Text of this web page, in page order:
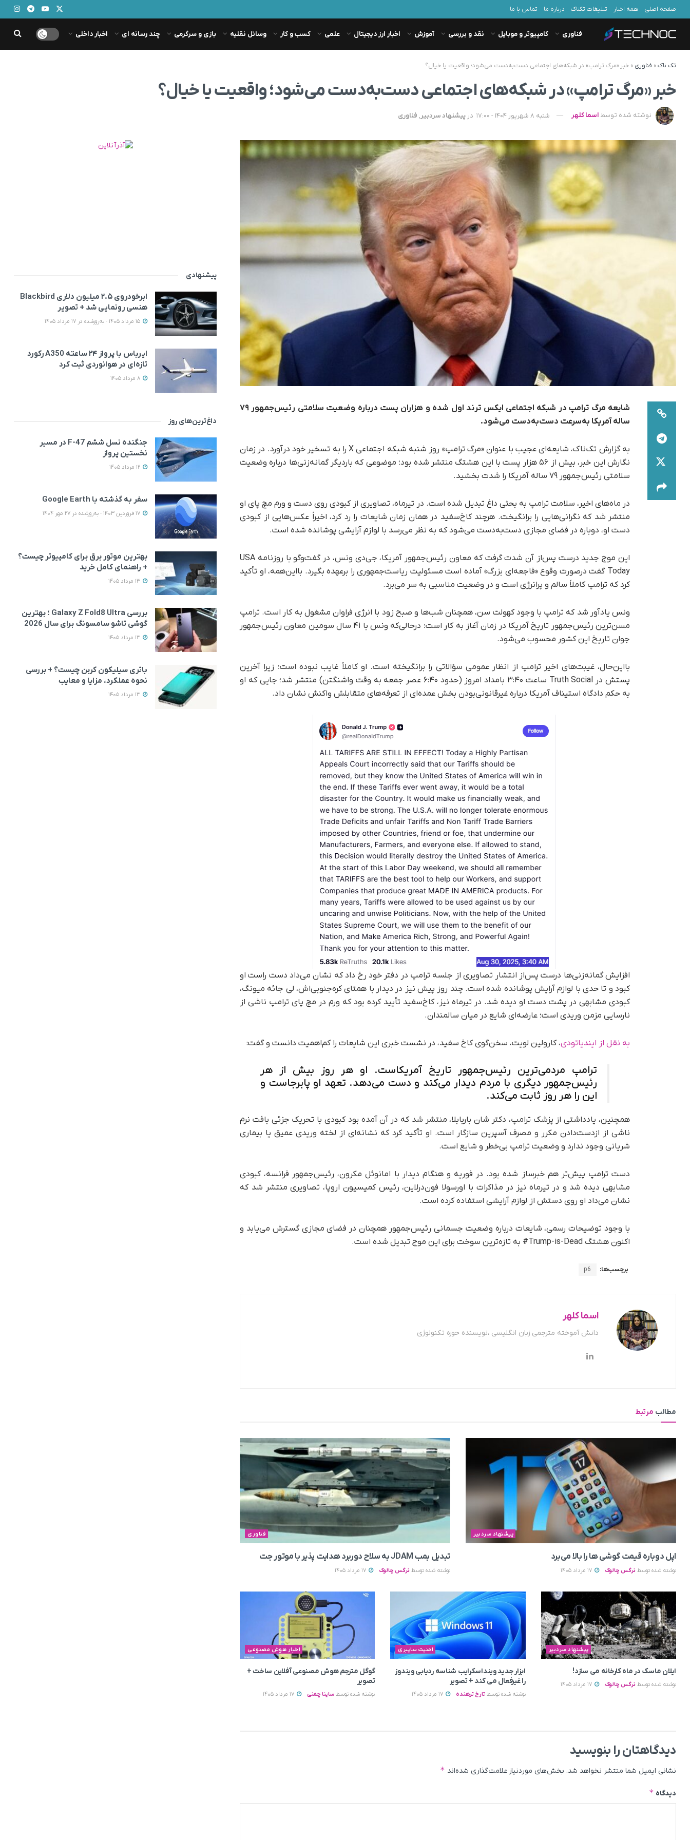
صفحه اصلی همه اخبار تبلیغات تکناک درباره ما تماس با ما
فناوری کامپیوتر و موبایل نقد و بررسی آموزش اخبار ارز دیجیتال علمی کسب و کار وسائل نقلیه بازی و سرگرمی چند رسانه ای اخبار داخلی
تک ناک» فناوری » خبر «مرگ ترامپ» در شبکه‌های اجتماعی دست‌به‌دست می‌شود؛ واقعیت یا خیال؟
خبر «مرگ ترامپ» در شبکه‌های اجتماعی دست‌به‌دست می‌شود؛ واقعیت یا خیال؟
نوشته شده توسط اسما کلهر شنبه 8 شهریور 1404 - 17:00 در پیشنهاد سردبیر, فناوری
شایعه مرگ ترامپ در شبکه اجتماعی ایکس ترند اول شده و هزاران پست درباره وضعیت سلامتی رئیس‌جمهور ۷۹
ساله آمریکا به‌سرعت دست‌به‌دست می‌شود.
به گزارش تک‌ناک، شایعه‌ای عجیب با عنوان «مرگ ترامپ» روز شنبه شبکه اجتماعی X را به تسخیر خود درآورد. در زمان
نگارش این خبر، بیش از ۵۶ هزار پست با این هشتگ منتشر شده بود؛ موضوعی که بار‌دیگر گمانه‌زنی‌ها درباره وضعیت
سلامتی رئیس‌جمهور ۷۹ ساله آمریکا را شدت بخشید.
در ماه‌های اخیر، سلامت ترامپ به بحثی داغ تبدیل شده است. در تیرماه، تصاویری از کبودی روی دست و ورم مچ پای او
منتشر شد که نگرانی‌هایی را برانگیخت. هرچند کاخ‌سفید در همان زمان شایعات را رد کرد، اخیراً عکس‌هایی از کبودی
دست او، دوباره در فضای مجازی دست‌به‌دست می‌شود که به نظر می‌رسد با لوازم آرایشی پوشانده شده است.
این موج جدید درست پس‌از آن شدت گرفت که معاون رئیس‌جمهور آمریکا، جی‌دی ونس، در گفت‌وگو با روزنامه USA
Today گفت درصورت وقوع «فاجعه‌ای بزرگ» آماده است مسئولیت ریاست‌جمهوری را برعهده بگیرد. بااین‌همه، او تأکید
کرد که ترامپ کاملاً سالم و پرانرژی است و در وضعیت مناسبی به سر می‌برد.
ونس یادآور شد که ترامپ با وجود کهولت سن، همچنان شب‌ها و صبح زود با انرژی فراوان مشغول به کار است. ترامپ
مسن‌ترین رئیس‌جمهور تاریخ آمریکا در زمان آغاز به کار است؛ در‌حالی‌که ونس با ۴۱ سال سومین معاون رئیس‌جمهور
جوان تاریخ این کشور محسوب می‌شود.
بااین‌حال، غیبت‌های اخیر ترامپ از انظار عمومی سؤالاتی را برانگیخته است. او کاملاً غایب نبوده است؛ زیرا آخرین
پستش در Truth Social ساعت ۳:۴۰ بامداد امروز (حدود ۶:۴۰ عصر جمعه به وقت واشنگتن) منتشر شد؛ جایی که او
به حکم دادگاه استیناف آمریکا درباره غیرقانونی‌بودن بخش عمده‌ای از تعرفه‌های متقابلش واکنش نشان داد.
افزایش گمانه‌زنی‌ها درست پس‌از انتشار تصاویری از جلسه ترامپ در دفتر خود رخ داد که نشان می‌داد دست راست او
کبود و تا حدی با لوازم آرایش پوشانده شده است. چند روز پیش نیز در دیدار با همتای کره‌جنوبی‌اش، لی جائه میونگ،
کبودی مشابهی در پشت دست او دیده شد. در تیرماه نیز، کاخ‌سفید تأیید کرده بود که ورم در مچ پای ترامپ ناشی از
نارسایی مزمن وریدی است؛ عارضه‌ای شایع در میان سالمندان.
به نقل از ایندیاتودی، کارولین لویت، سخن‌گوی کاخ سفید، در نشست خبری این شایعات را کم‌اهمیت دانست و گفت:
ترامپ مردمی‌ترین رئیس‌جمهور تاریخ آمریکاست. او هر روز بیش از هر
رئیس‌جمهور دیگری با مردم دیدار می‌کند و دست می‌دهد. تعهد او پابرجاست و
این را هر روز ثابت می‌کند.
همچنین، یادداشتی از پزشک ترامپ، دکتر شان باربابلا، منتشر شد که در آن آمده بود کبودی با تحریک جزئی بافت نرم
ناشی از از‌دست‌دادن مکرر و مصرف آسپرین سازگار است. او تأکید کرد که نشانه‌ای از لخته وریدی عمیق یا بیماری
شریانی وجود ندارد و وضعیت ترامپ بی‌خطر و شایع است.
دست ترامپ پیش‌تر هم خبرساز شده بود. در فوریه و هنگام دیدار با امانوئل مکرون، رئیس‌جمهور فرانسه، کبودی
مشابهی دیده شد و در تیرماه نیز در مذاکرات با اورسولا فون‌درلاین، رئیس کمیسیون اروپا، تصاویری منتشر شد که
نشان می‌داد او روی دستش از لوازم آرایشی استفاده کرده است.
با وجود توضیحات رسمی، شایعات درباره وضعیت جسمانی رئیس‌جمهور همچنان در فضای مجازی گسترش می‌یابد و
اکنون هشتگ Trump-is-Dead# به تازه‌ترین سوخت برای این موج تبدیل شده است.
برچسب‌ها: p6
اسما کلهر
دانش آموخته مترجمی زبان انگلیسی ،نویسنده حوزه تکنولوژی
مطالب مرتبط
پیشنهاد سردبیر
اپل دوباره قیمت‌ گوشی ها را بالا می‌برد
نوشته شده توسط نرگس چالوک
فناوری
تبدیل بمب JDAM به سلاح دوربرد هدایت پذیر با موتور جت
نوشته شده توسط نرگس چالوک
پیشنهاد سردبیر
ایلان ماسک در ماه کارخانه می سازد!
نوشته شده توسط نرگس چالوک
امنیت سایبری
ابزار جدید وینداسکرایب شناسه ردیابی ویندوز
را غیرفعال می‌ کند + تصویر
نوشته شده توسط تارخ ترهنده 17 مرداد 1405
اخبار هوش مصنوعی
گوگل مترجم هوش مصنوعی آفلاین ساخت +
تصویر
نوشته شده توسط ساینا چمنی
دیدگاهتان را بنویسید
نشانی ایمیل شما منتشر نخواهد شد. بخش‌های موردنیاز علامت‌گذاری شده‌اند *
دیدگاه *
پیشنهادی
ابرخودروی ۲.۵ میلیون دلاری Blackbird
هنسی رونمایی شد + تصویر
ایرباس با پرواز ۲۴ ساعته A350 رکورد
تازه‌ای در هوانوردی ثبت کرد
داغ‌ترین‌های روز
جنگنده نسل ششم F-47 در مسیر
نخستین پرواز
سفر به گذشته با Google Earth
بهترین موتور برق برای کامپیوتر چیست؟
+ راهنمای کامل خرید
بررسی Galaxy Z Fold8 Ultra ؛ بهترین
گوشی تاشو سامسونگ برای سال 2026
باتری سیلیکون کربن چیست؟ + بررسی
نحوه عملکرد، مزایا و معایب